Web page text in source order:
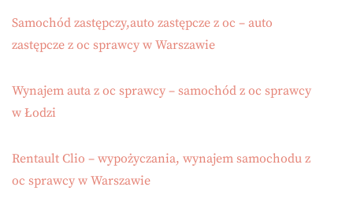
Samochód zastępczy,auto zastępcze z oc – auto
zastępcze z oc sprawcy w Warszawie
Wynajem auta z oc sprawcy – samochód z oc sprawcy
w Łodzi
Rentault Clio – wypożyczania, wynajem samochodu z
oc sprawcy w Warszawie